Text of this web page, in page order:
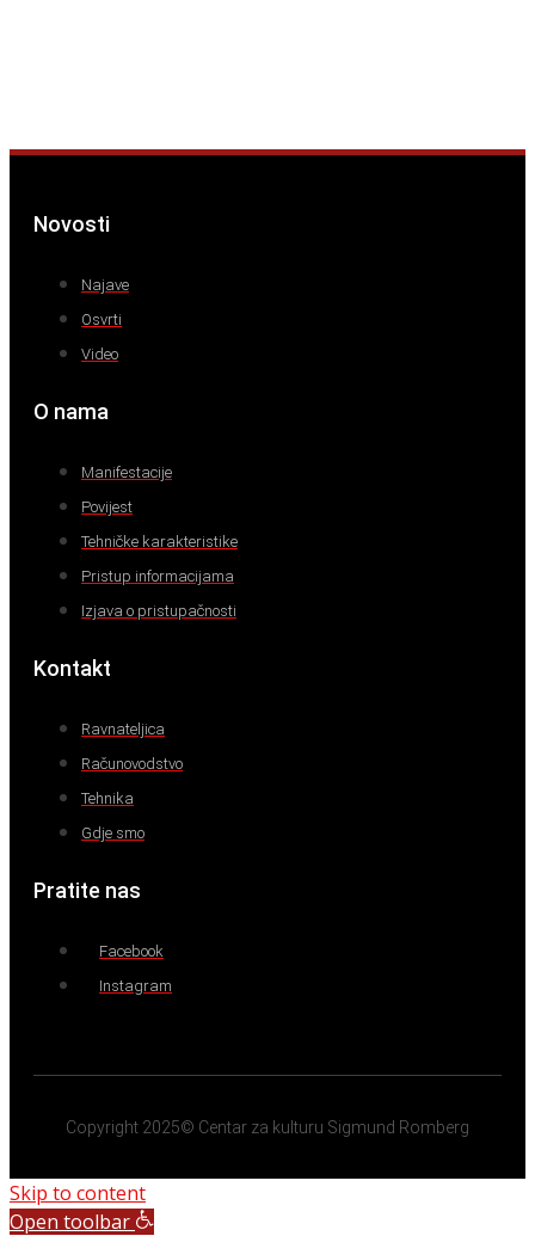
Novosti
Najave
Osvrti
Video
O nama
Manifestacije
Povijest
Tehničke karakteristike
Pristup informacijama
Izjava o pristupačnosti
Kontakt
Ravnateljica
Računovodstvo
Tehnika
Gdje smo
Pratite nas
Facebook
Instagram
Copyright 2025© Centar za kulturu Sigmund Romberg
Skip to content
Open toolbar